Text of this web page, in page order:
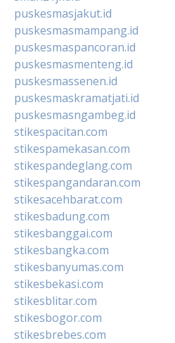
puskesmasjakut.id
puskesmasmampang.id
puskesmaspancoran.id
puskesmasmenteng.id
puskesmassenen.id
puskesmaskramatjati.id
puskesmasngambeg.id
stikespacitan.com
stikespamekasan.com
stikespandeglang.com
stikespangandaran.com
stikesacehbarat.com
stikesbadung.com
stikesbanggai.com
stikesbangka.com
stikesbanyumas.com
stikesbekasi.com
stikesblitar.com
stikesbogor.com
stikesbrebes.com